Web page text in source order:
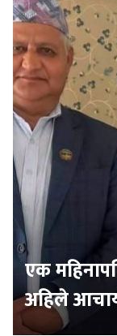
एक
अहिले